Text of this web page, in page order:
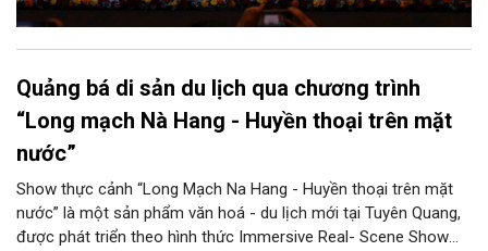
Quảng bá di sản du lịch qua chương trình
“Long mạch Nà Hang - Huyền thoại trên mặt
nước”
Show thực cảnh “Long Mạch Na Hang - Huyền thoại trên mặt
nước” là một sản phẩm văn hoá - du lịch mới tại Tuyên Quang,
được phát triển theo hình thức Immersive Real- Scene Show